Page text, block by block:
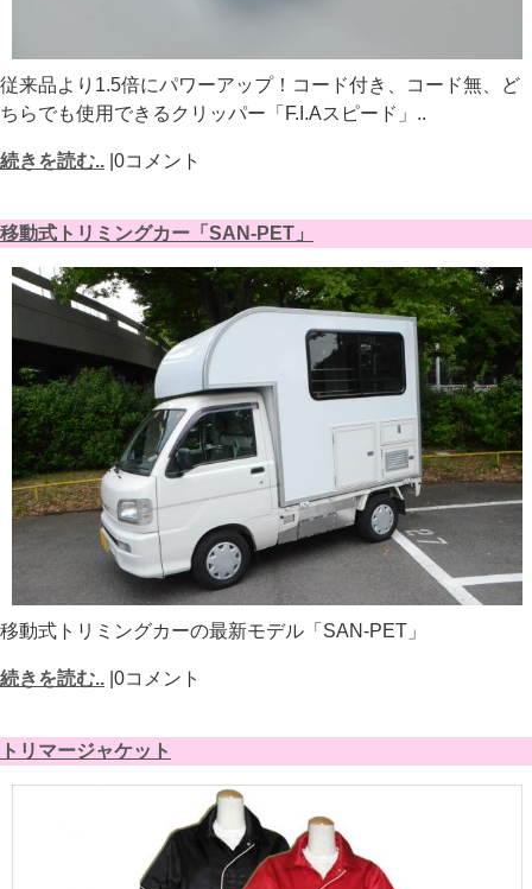
従来品より1.5倍にパワーアップ！コード付き、コード無、ど
ちらでも使用できるクリッパー「F.I.Aスピード」..
続きを読む.. |0コメント
移動式トリミングカー「SAN-PET」
移動式トリミングカーの最新モデル「SAN-PET」
続きを読む.. |0コメント
トリマージャケット